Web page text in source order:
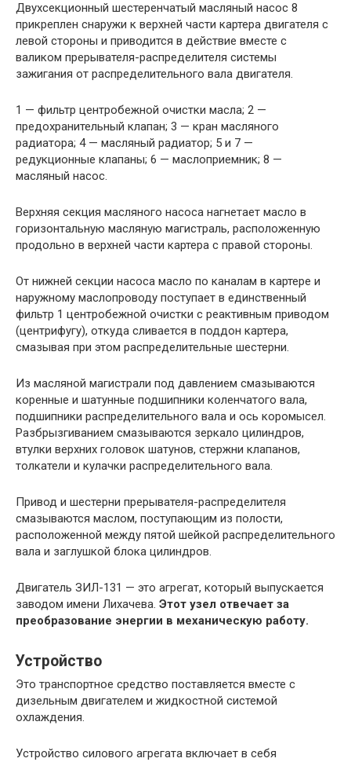
Двухсекционный шестеренчатый масляный насос 8
прикреплен снаружи к верхней части картера двигателя с
левой стороны и приводится в действие вместе с
валиком прерывателя-распределителя системы
зажигания от распределительного вала двигателя.
1 — фильтр центробежной очистки масла; 2 —
предохранительный клапан; 3 — кран масляного
радиатора; 4 — масляный радиатор; 5 и 7 —
редукционные клапаны; 6 — маслоприемник; 8 —
масляный насос.
Верхняя секция масляного насоса нагнетает масло в
горизонтальную масляную магистраль, расположенную
продольно в верхней части картера с правой стороны.
От нижней секции насоса масло по каналам в картере и
наружному маслопроводу поступает в единственный
фильтр 1 центробежной очистки с реактивным приводом
(центрифугу), откуда сливается в поддон картера,
смазывая при этом распределительные шестерни.
Из масляной магистрали под давлением смазываются
коренные и шатунные подшипники коленчатого вала,
подшипники распределительного вала и ось коромысел.
Разбрызгиванием смазываются зеркало цилиндров,
втулки верхних головок шатунов, стержни клапанов,
толкатели и кулачки распределительного вала.
Привод и шестерни прерывателя-распределителя
смазываются маслом, поступающим из полости,
расположенной между пятой шейкой распределительного
вала и заглушкой блока цилиндров.
Двигатель ЗИЛ-131 — это агрегат, который выпускается
заводом имени Лихачева. Этот узел отвечает за
преобразование энергии в механическую работу.
Устройство
Это транспортное средство поставляется вместе с
дизельным двигателем и жидкостной системой
охлаждения.
Устройство силового агрегата включает в себя